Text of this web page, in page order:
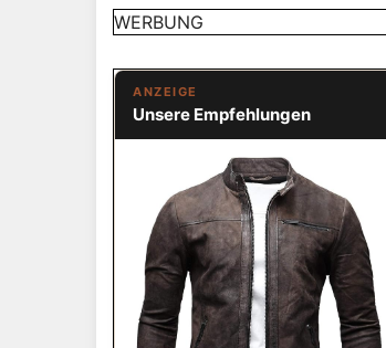
WERBUNG
ANZEIGE
Unsere Empfehlungen